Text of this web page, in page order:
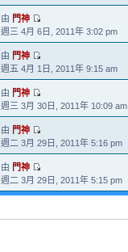
由 門神
週三 4月 6日, 2011年 3:02 pm
由 門神
週五 4月 1日, 2011年 9:15 am
由 門神
週三 3月 30日, 2011年 10:09 am
由 門神
週二 3月 29日, 2011年 5:16 pm
由 門神
週二 3月 29日, 2011年 5:15 pm